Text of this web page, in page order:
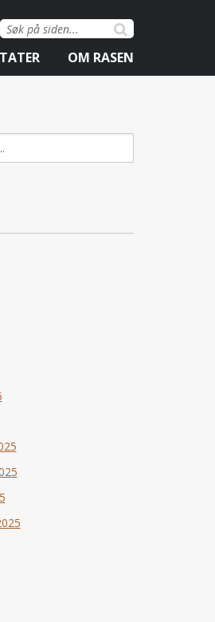
Søk
etter:
OM RASEN